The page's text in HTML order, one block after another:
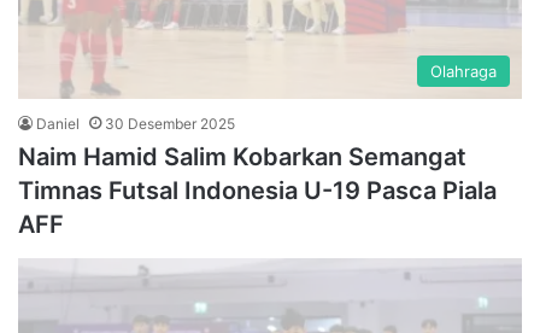
Olahraga
Daniel 30 Desember 2025
Naim Hamid Salim Kobarkan Semangat
Timnas Futsal Indonesia U-19 Pasca Piala
AFF